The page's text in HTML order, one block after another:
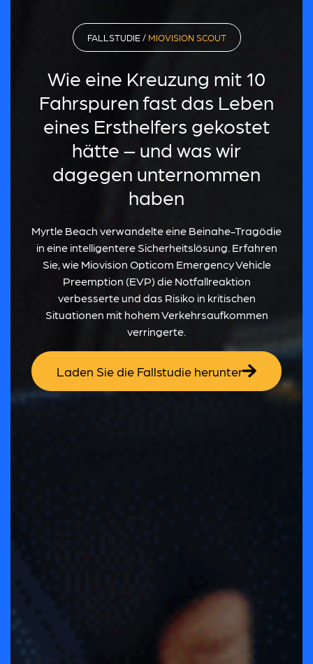
FALLSTUDIE / MIOVISION SCOUT
Wie eine Kreuzung mit 10
Fahrspuren fast das Leben
eines Ersthelfers gekostet
hätte – und was wir
dagegen unternommen
haben
Myrtle Beach verwandelte eine Beinahe-Tragödie
in eine intelligentere Sicherheitslösung. Erfahren
Sie, wie Miovision Opticom Emergency Vehicle
Preemption (EVP) die Notfallreaktion
verbesserte und das Risiko in kritischen
Situationen mit hohem Verkehrsaufkommen
verringerte.
Laden Sie die Fallstudie herunter